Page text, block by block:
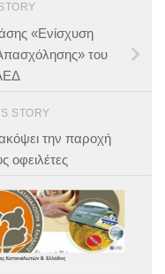
«Ενίσχυση
του
STORY
την παροχή
οφειλέτες